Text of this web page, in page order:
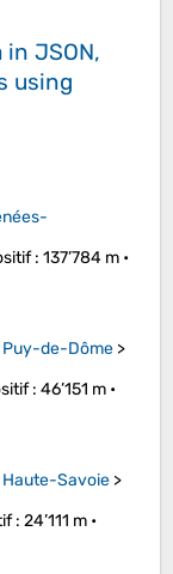
JSON,
using
: 137’784 m •
Puy-de-Dôme >
: 46’151 m •
Haute-Savoie >
: 24’111 m •